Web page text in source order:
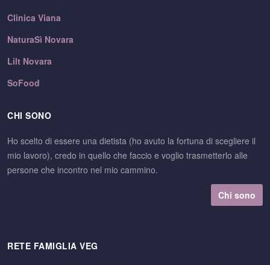
Clinica Viana
NaturaSì Novara
Lilt Novara
SoFood
CHI SONO
Ho scelto di essere una dietista (ho avuto la fortuna di scegliere il
mio lavoro), credo in quello che faccio e voglio trasmetterlo alle
persone che incontro nel mio cammino.
Chi sono
RETE FAMIGLIA VEG